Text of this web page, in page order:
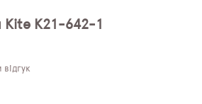
Kite K21-642-1